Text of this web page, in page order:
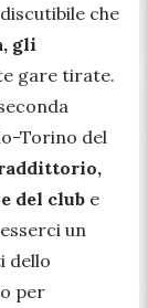
che
gli
gare tirate.
Torino del
del club e
un
dello
per